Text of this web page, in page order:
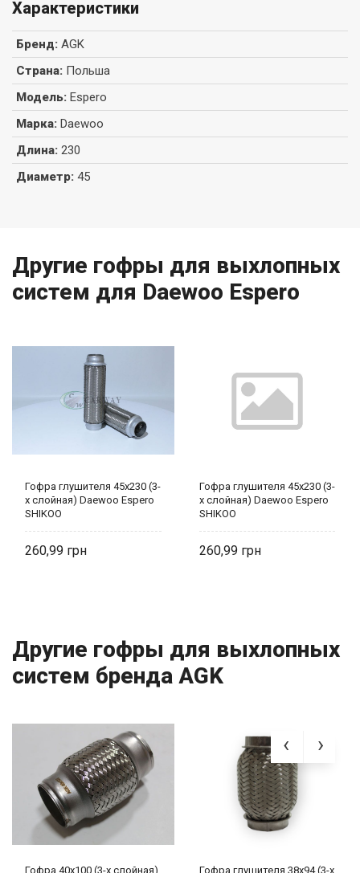
Характеристики
Бренд: AGK
Страна: Польша
Модель: Espero
Марка: Daewoo
Длина: 230
Диаметр: 45
Другие гофры для выхлопных
систем для Daewoo Espero
Гофра глушителя 45х230 (3-
х слойная) Daewoo Espero
SHIKOO
260,99
Гофра глушителя 45х230 (3-
х слойная) Daewoo Espero
SHIKOO
260,99
Другие гофры для выхлопных
систем бренда AGK
Гофра 40х100 (3-х слойная) Гофра глушителя 38х94 (3-х